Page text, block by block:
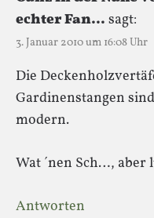
echter Fan... sagt:
3. Januar 2010 um 16:08 Uhr
Die
Gardinenstangen
modern.
Wat ´nen Sch…, aber
Antworten